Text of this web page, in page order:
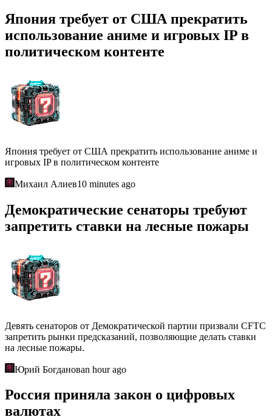
Япония требует от США прекратить
использование аниме и игровых IP в
политическом контенте
Япония требует от США прекратить использование аниме и
игровых IP в политическом контенте
Михаил Алиев10 minutes ago
Демократические сенаторы требуют
запретить ставки на лесные пожары
Девять сенаторов от Демократической партии призвали CFTC
запретить рынки предсказаний, позволяющие делать ставки
на лесные пожары.
Юрий Богдановan hour ago
Россия приняла закон о цифровых
валютах